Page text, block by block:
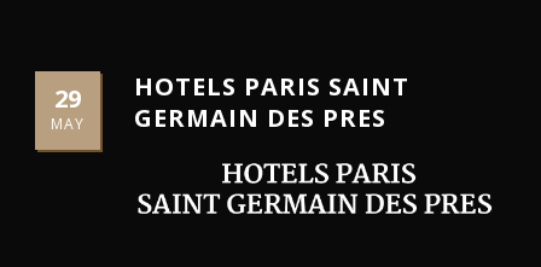
29
MAY
HOTELS PARIS SAINT
GERMAIN DES PRES